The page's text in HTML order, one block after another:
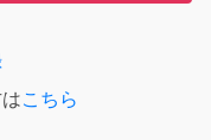
こちら